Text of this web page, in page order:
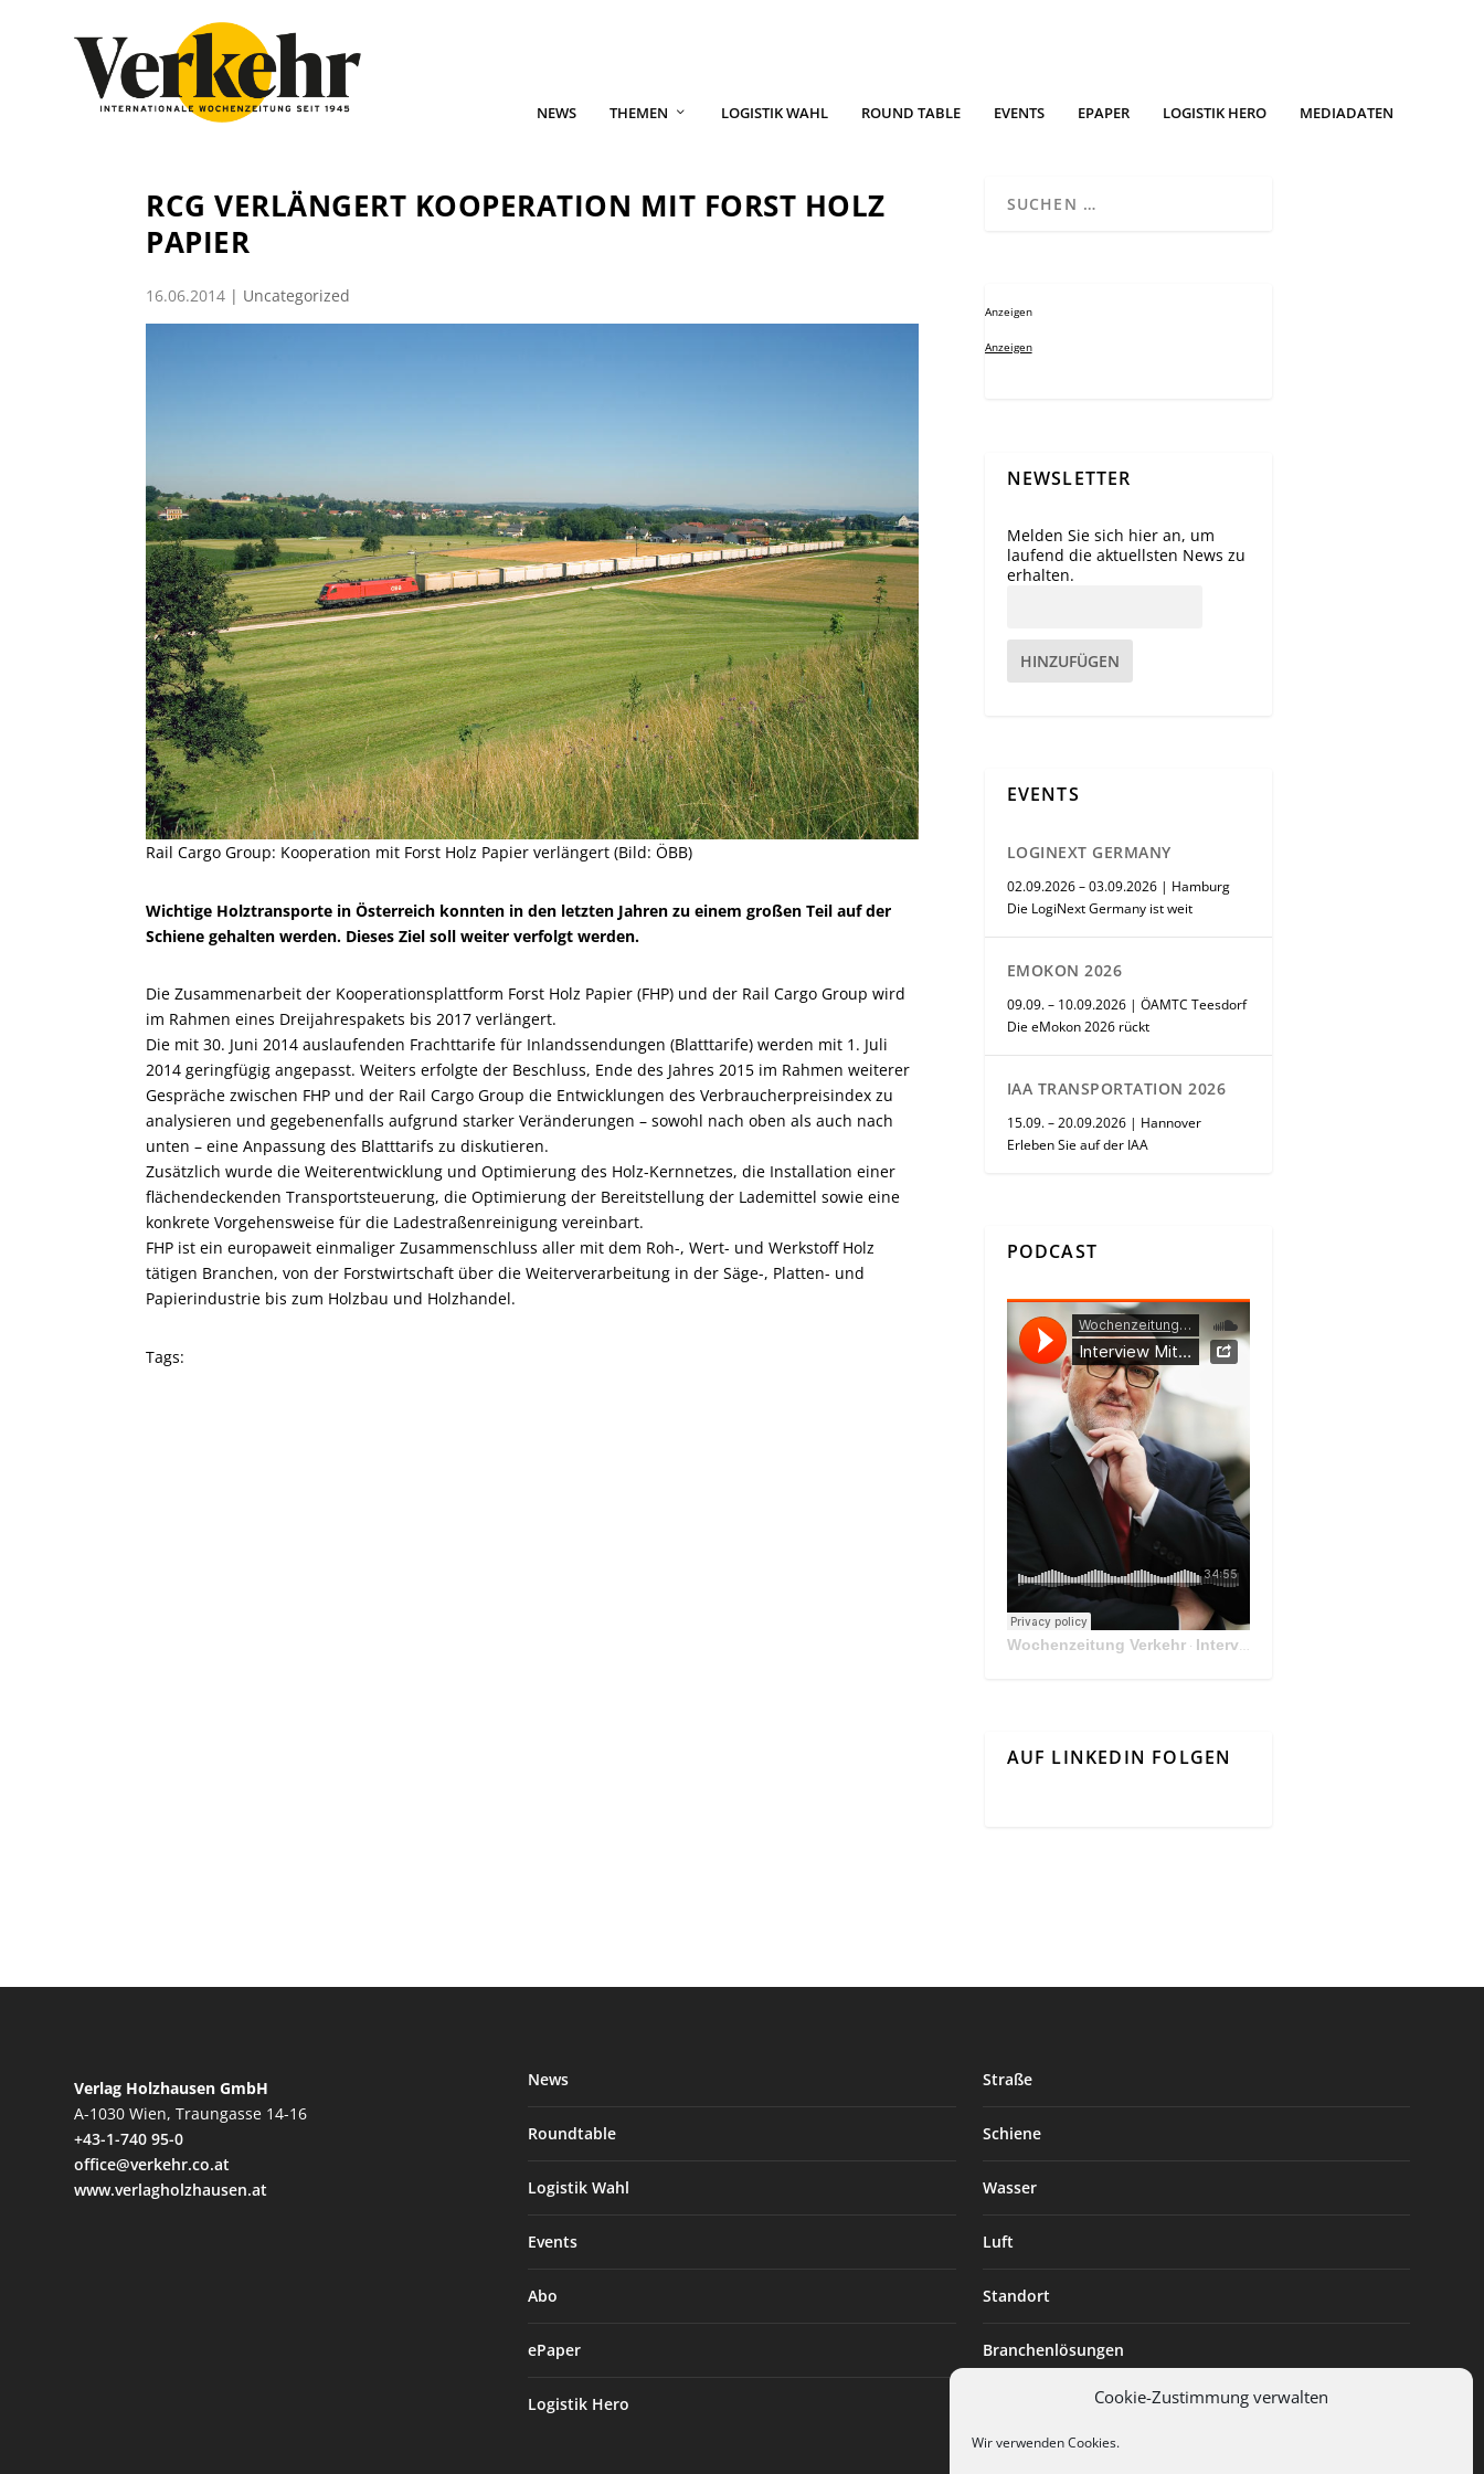
Cookie-Zustimmung verwalten
Wir verwenden Cookies.
NEWS THEMEN LOGISTIK WAHL ROUND TABLE EVENTS EPAPER LOGISTIK HERO MEDIADATEN
RCG VERLÄNGERT KOOPERATION MIT FORST HOLZ
PAPIER
16.06.2014 | Uncategorized
Rail Cargo Group: Kooperation mit Forst Holz Papier verlängert (Bild: ÖBB)
Wichtige Holztransporte in Österreich konnten in den letzten Jahren zu einem großen Teil auf der
Schiene gehalten werden. Dieses Ziel soll weiter verfolgt werden.
Die Zusammenarbeit der Kooperationsplattform Forst Holz Papier (FHP) und der Rail Cargo Group wird
im Rahmen eines Dreijahrespakets bis 2017 verlängert.
Die mit 30. Juni 2014 auslaufenden Frachttarife für Inlandssendungen (Blatttarife) werden mit 1. Juli
2014 geringfügig angepasst. Weiters erfolgte der Beschluss, Ende des Jahres 2015 im Rahmen weiterer
Gespräche zwischen FHP und der Rail Cargo Group die Entwicklungen des Verbraucherpreisindex zu
analysieren und gegebenenfalls aufgrund starker Veränderungen – sowohl nach oben als auch nach
unten – eine Anpassung des Blatttarifs zu diskutieren.
Zusätzlich wurde die Weiterentwicklung und Optimierung des Holz-Kernnetzes, die Installation einer
flächendeckenden Transportsteuerung, die Optimierung der Bereitstellung der Lademittel sowie eine
konkrete Vorgehensweise für die Ladestraßenreinigung vereinbart.
FHP ist ein europaweit einmaliger Zusammenschluss aller mit dem Roh-, Wert- und Werkstoff Holz
tätigen Branchen, von der Forstwirtschaft über die Weiterverarbeitung in der Säge-, Platten- und
Papierindustrie bis zum Holzbau und Holzhandel.
Tags:
Anzeigen
Anzeigen
NEWSLETTER
Melden Sie sich hier an, um
laufend die aktuellsten News zu
erhalten.
HINZUFÜGEN
EVENTS
LOGINEXT GERMANY
02.09.2026 – 03.09.2026 | Hamburg
Die LogiNext Germany ist weit
EMOKON 2026
09.09. – 10.09.2026 | ÖAMTC Teesdorf
Die eMokon 2026 rückt
IAA TRANSPORTATION 2026
15.09. – 20.09.2026 | Hannover
Erleben Sie auf der IAA
PODCAST
Wochenzeitung Verkehr· Interview Mit Andreas Matthä, CEO der ÖBB Holding
AUF LINKEDIN FOLGEN
Verlag Holzhausen GmbH
A-1030 Wien, Traungasse 14-16
+43-1-740 95-0
office@verkehr.co.at
www.verlagholzhausen.at
News
Roundtable
Logistik Wahl
Events
Abo
ePaper
Logistik Hero
Straße
Schiene
Wasser
Luft
Standort
Branchenlösungen